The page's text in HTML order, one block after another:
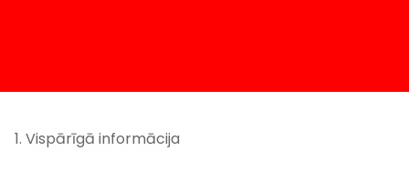
1. Vispārīgā informācija